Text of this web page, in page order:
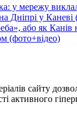
у мережу
Дніпрі у Каневі
або як
(фото+відео)
сайту
активного